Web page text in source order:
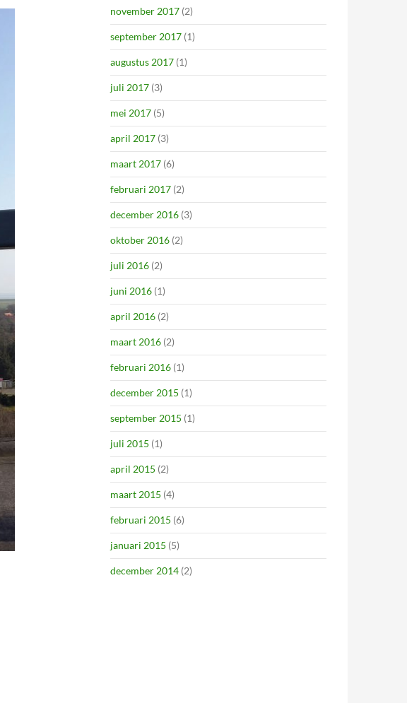
november 2017 (2)
september 2017 (1)
augustus 2017 (1)
juli 2017 (3)
mei 2017 (5)
april 2017 (3)
maart 2017 (6)
februari 2017 (2)
december 2016 (3)
oktober 2016 (2)
juli 2016 (2)
juni 2016 (1)
april 2016 (2)
maart 2016 (2)
februari 2016 (1)
december 2015 (1)
september 2015 (1)
juli 2015 (1)
april 2015 (2)
maart 2015 (4)
februari 2015 (6)
januari 2015 (5)
december 2014 (2)